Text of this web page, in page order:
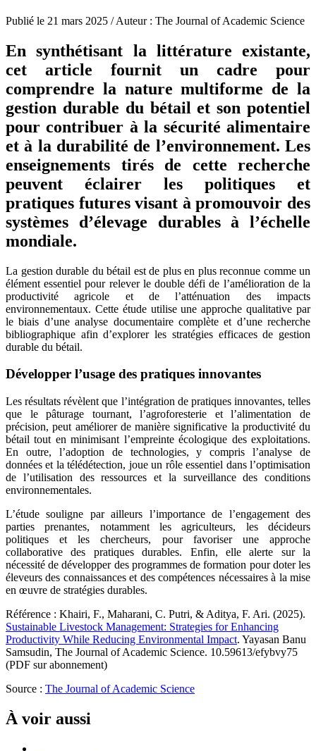
Publié le 21 mars 2025 / Auteur : The Journal of Academic Science
En synthétisant la littérature existante,
cet article fournit un cadre pour
comprendre la nature multiforme de la
gestion durable du bétail et son potentiel
pour contribuer à la sécurité alimentaire
et à la durabilité de l’environnement. Les
enseignements tirés de cette recherche
peuvent éclairer les politiques et
pratiques futures visant à promouvoir des
systèmes d’élevage durables à l’échelle
mondiale.
La gestion durable du bétail est de plus en plus reconnue comme un
élément essentiel pour relever le double défi de l’amélioration de la
productivité agricole et de l’atténuation des impacts
environnementaux. Cette étude utilise une approche qualitative par
le biais d’une analyse documentaire complète et d’une recherche
bibliographique afin d’explorer les stratégies efficaces de gestion
durable du bétail.
Développer l’usage des pratiques innovantes
Les résultats révèlent que l’intégration de pratiques innovantes, telles
que le pâturage tournant, l’agroforesterie et l’alimentation de
précision, peut améliorer de manière significative la productivité du
bétail tout en minimisant l’empreinte écologique des exploitations.
En outre, l’adoption de technologies, y compris l’analyse de
données et la télédétection, joue un rôle essentiel dans l’optimisation
de l’utilisation des ressources et la surveillance des conditions
environnementales.
L’étude souligne par ailleurs l’importance de l’engagement des
parties prenantes, notamment les agriculteurs, les décideurs
politiques et les chercheurs, pour favoriser une approche
collaborative des pratiques durables. Enfin, elle alerte sur la
nécessité de développer des programmes de formation pour doter les
éleveurs des connaissances et des compétences nécessaires à la mise
en œuvre de stratégies durables.
Référence : Khairi, F., Maharani, C. Putri, & Aditya, F. Ari. (2025).
Sustainable Livestock Management: Strategies for Enhancing
Productivity While Reducing Environmental Impact. Yayasan Banu
Samsudin, The Journal of Academic Science. 10.59613/efybvy75
(PDF sur abonnement)
Source : The Journal of Academic Science
À voir aussi